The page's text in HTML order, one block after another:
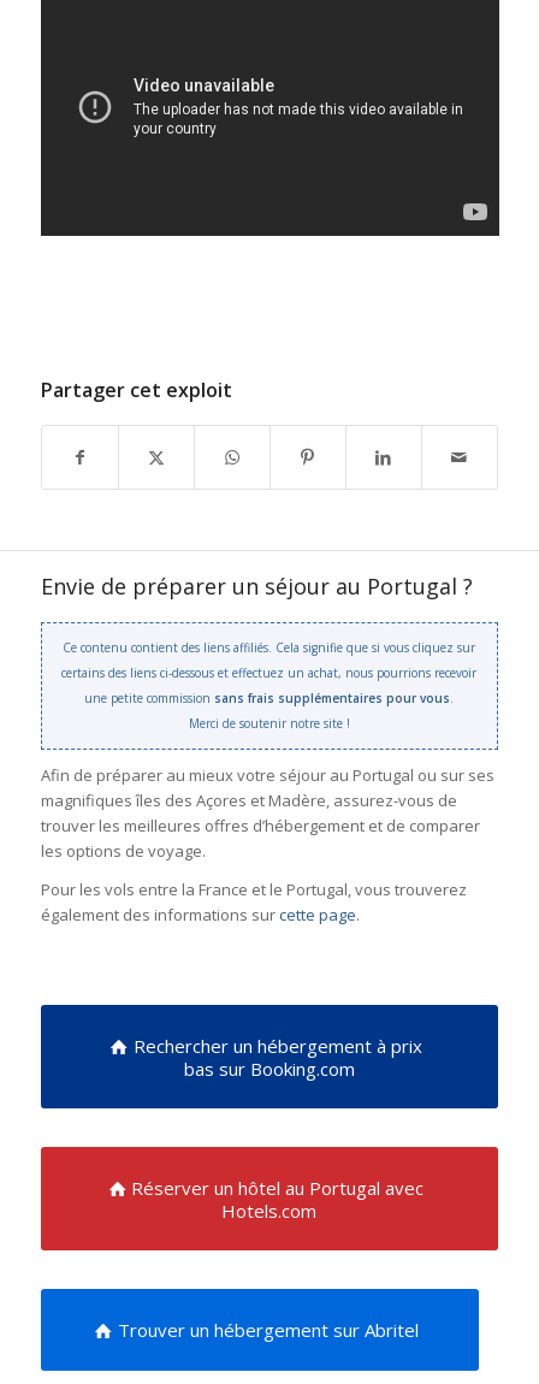
Partager cet exploit
Envie de préparer un séjour au Portugal ?
Ce contenu contient des liens affiliés. Cela signifie que si vous cliquez sur
certains des liens ci-dessous et effectuez un achat, nous pourrions recevoir
une petite commission sans frais supplémentaires pour vous.
Merci de soutenir notre site !
Afin de préparer au mieux votre séjour au Portugal ou sur ses
magnifiques îles des Açores et Madère, assurez-vous de
trouver les meilleures offres d’hébergement et de comparer
les options de voyage.
Pour les vols entre la France et le Portugal, vous trouverez
également des informations surcette page.
Rechercher un hébergement à prix
bas sur Booking.com
Réserver un hôtel au Portugal avec
Hotels.com
Trouver un hébergement sur Abritel